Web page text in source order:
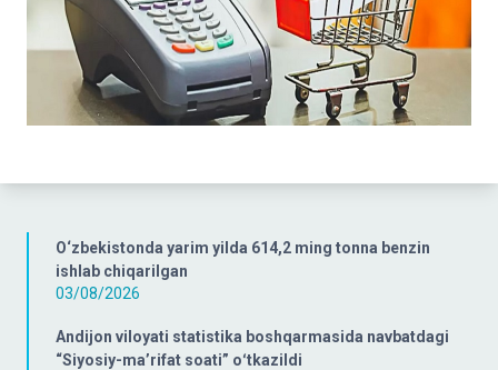
O‘zbekistonda yarim yilda 614,2 ming tonna benzin
ishlab chiqarilgan
03/08/2026
Andijon viloyati statistika boshqarmasida navbatdagi
“Siyosiy-ma’rifat soati” oʻtkazildi